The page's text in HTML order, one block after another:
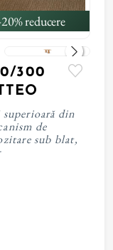
reducere
300
din
de
sub blat,